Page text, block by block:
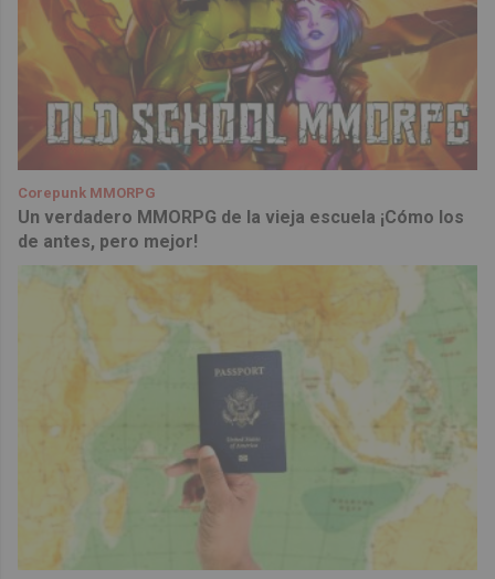
Corepunk MMORPG
Un verdadero MMORPG de la vieja escuela ¡Cómo los
de antes, pero mejor!